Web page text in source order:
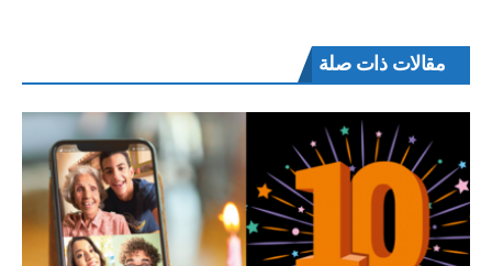
مقالات ذات صلة